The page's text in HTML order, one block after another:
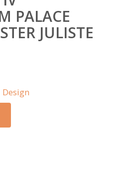
PALACE
JULISTE
Design